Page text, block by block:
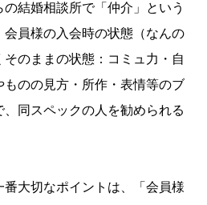
結婚相談所で「仲介」という
員様の入会時の状態（なんの
のままの状態：コミュ力・自
のの見方・所作・表情等のブ
同スペックの人を勧められる
番大切なポイントは、「会員様